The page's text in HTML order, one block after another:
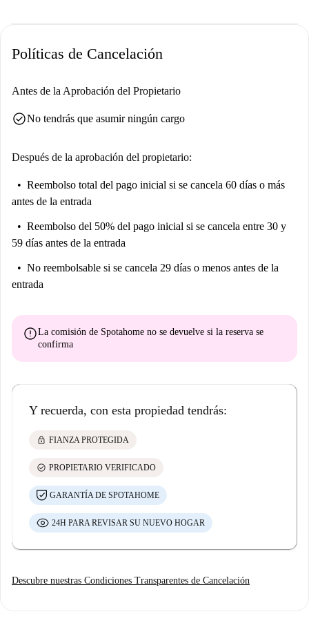
No hay horno en la cocina; sin embargo, hay una estufa, por lo que
Su inspector de viviendas, Rafael, dijo:
“Me encantó esta propiedad. Es un apartamento elegante y bien
Ayúdame a decidir ...
Este es un moderno apartamento en planta baja en Beco Dos
Contrabandistas, Lisboa. Cuenta con paredes de ladrillo a la vista, techos
Esta propiedad es ideal para una pareja aventurera. Estarás en un
restaurantes y lugares emblemáticos como el Parque de las Necesidades
cerca.
Políticas de Cancelación
Antes de la Aprobación del Propietario
check_circleNo tendrás que asumir ningún cargo
Después de la aprobación del propietario:
Reembolso total del pago inicial si se cancela 60 días o más
antes de la entrada
Reembolso del 50% del pago inicial si se cancela entre 30 y
59 días antes de la entrada
No reembolsable si se cancela 29 días o menos antes de la
entrada
errorLa comisión de Spotahome no se devuelve si la reserva se
confirma
Y recuerda, con esta propiedad tendrás:
lock FIANZA PROTEGIDA
check_circle PROPIETARIO VERIFICADO
GARANTÍA DE SPOTAHOME
24H PARA REVISAR SU NUEVO HOGAR
Descubre nuestras Condiciones Transparentes de Cancelación